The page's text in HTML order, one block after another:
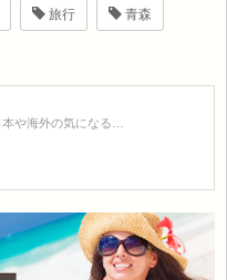
旅行 青森
や海外の気になる…